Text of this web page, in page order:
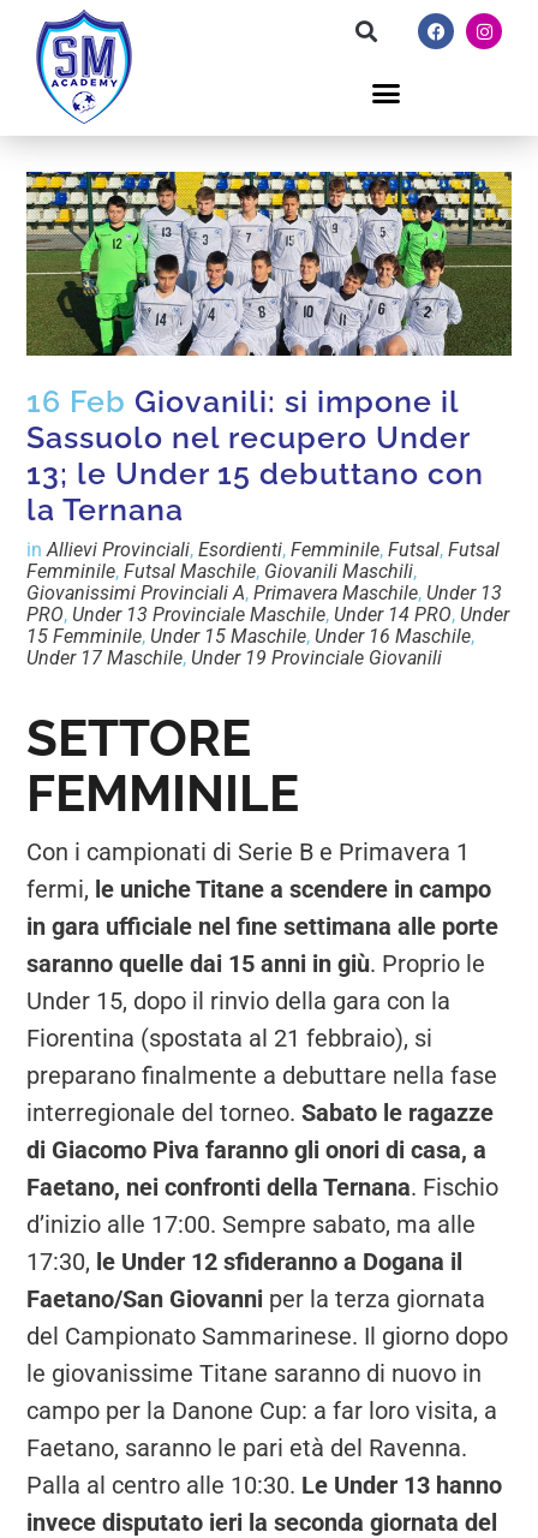
16 Feb Giovanili: si impone il
Sassuolo nel recupero Under
13; le Under 15 debuttano con
la Ternana
inAllievi Provinciali,Esordienti,Femminile,Futsal,Futsal
Femminile,Futsal Maschile, Giovanili Maschili,
Giovanissimi Provinciali A,Primavera Maschile, Under 13
PRO, Under 13 Provinciale Maschile, Under 14 PRO, Under
15 Femminile, Under 15 Maschile, Under 16 Maschile,
Under 17 Maschile, Under 19 Provinciale Giovanili
SETTORE
FEMMINILE
Con i campionati di Serie B e Primavera 1
fermi, le uniche Titane a scendere in campo
in gara ufficiale nel fine settimana alle porte
saranno quelle dai 15 anni in giù. Proprio le
Under 15, dopo il rinvio della gara con la
Fiorentina (spostata al 21 febbraio), si
preparano finalmente a debuttare nella fase
interregionale del torneo.Sabato le ragazze
di Giacomo Piva faranno gli onori di casa, a
Faetano, nei confronti della Ternana. Fischio
d’inizio alle 17:00. Sempre sabato, ma alle
17:30, le Under 12 sfideranno a Dogana il
Faetano/San Giovanni per la terza giornata
del Campionato Sammarinese. Il giorno dopo
le giovanissime Titane saranno di nuovo in
campo per la Danone Cup: a far loro visita, a
Faetano, saranno le pari età del Ravenna.
Palla al centro alle 10:30. Le Under 13 hanno
invece disputato ieri la seconda giornata del